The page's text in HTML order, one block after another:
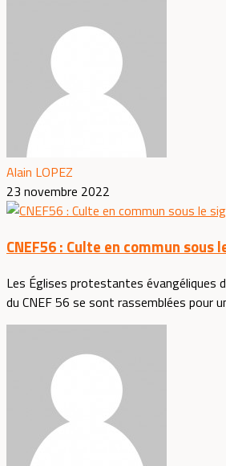
Alain LOPEZ
23 novembre 2022
CNEF56 : Culte en commun sous
Les Églises protestantes évangéliques
du CNEF 56 se sont rassemblées pour